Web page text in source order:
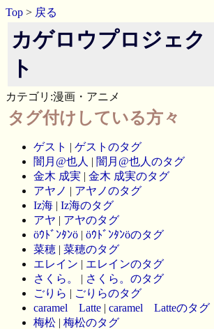
Top > 戻る
カゲロウプロジェク
ト
カテゴリ:漫画・アニメ
タグ付けしている方々
ゲスト | ゲストのタグ
闇月@也人 | 闇月@也人のタグ
金木 成実 | 金木 成実のタグ
アヤノ | アヤノのタグ
Iz海 | Iz海のタグ
アヤ | アヤのタグ
öｳﾄﾞﾝﾀﾝö | öｳﾄﾞﾝﾀﾝöのタグ
菜穂 | 菜穂のタグ
エレイン | エレインのタグ
さくら。
| さくら。のタグ
ごりら | ごりらのタグ
caramel Latte | caramel Latteのタグ
梅松 | 梅松のタグ